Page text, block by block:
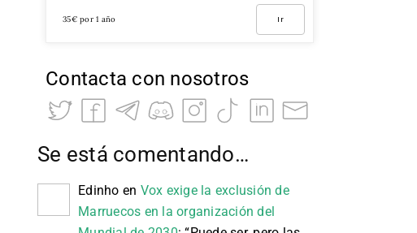
35€ por 1 año Ir
Contacta con nosotros
Se está comentando…
Edinho en Vox exige la exclusión de
Marruecos en la organización del